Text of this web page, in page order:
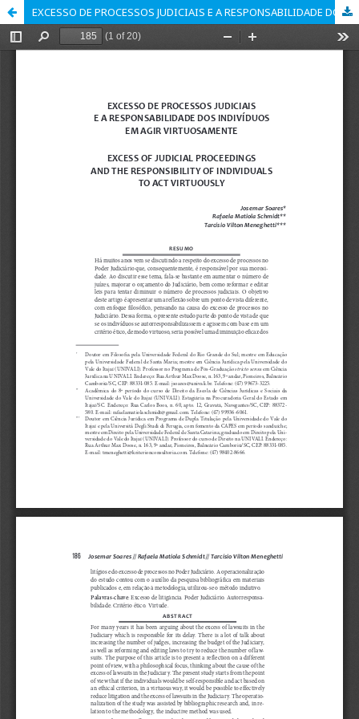
EXCESSO DE PROCESSOS JUDICIAIS E A RESPONSABILIDADE DOS INDIVÍDUOS EM AGIR VIRTUOSAMENTE